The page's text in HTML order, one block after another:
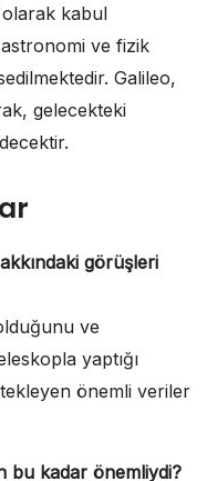
kabul
ve fizik
Galileo,
gelecekteki
görüşleri
ve
yaptığı
önemli veriler
bu kadar önemliydi?